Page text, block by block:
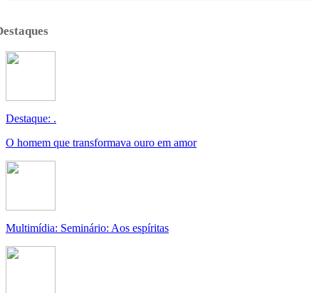
Destaque: .
O homem que transformava ouro em amor
Multimídia: Seminário: Aos espíritas